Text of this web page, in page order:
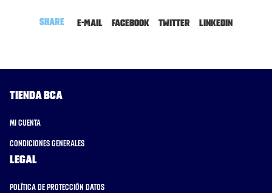
Share E-mail Facebook Twitter LinkedIn
Tienda BCA
Mi cuenta
Condiciones generales
Legal
Política de protección datos